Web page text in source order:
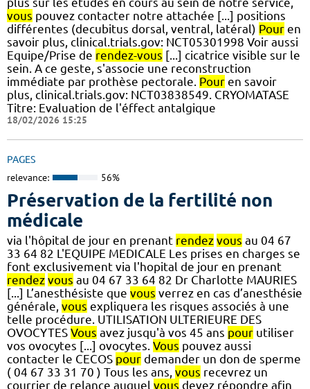
vous pouvez contacter notre attachée [...] positions
différentes (decubitus dorsal, ventral, latéral) Pour en
savoir plus, clinical.trials.gov: NCT05301998 Voir aussi
Equipe/Prise de rendez-vous [...] cicatrice visible sur le
sein. A ce geste, s'associe une reconstruction
immédiate par prothèse pectorale. Pour en savoir
plus, clinical.trials.gov: NCT03838549. CRYOMATASE
Titre: Evaluation de l'éffect antalgique
18/02/2026 15:25
PAGES
relevance: 56%
Préservation de la fertilité non
médicale
via l'hôpital de jour en prenant rendez vous au 04 67
33 64 82 L'EQUIPE MEDICALE Les prises en charges se
font exclusivement via l'hopital de jour en prenant
rendez vous au 04 67 33 64 82 Dr Charlotte MAURIES
[...] L’anesthésiste que vous verrez en cas d’anesthésie
générale, vous expliquera les risques associés à une
telle procédure. UTILISATION ULTERIEURE DES
OVOCYTES Vous avez jusqu'à vos 45 ans pour utiliser
vos ovocytes [...] ovocytes. Vous pouvez aussi
contacter le CECOS pour demander un don de sperme
( 04 67 33 31 70 ) Tous les ans, vous recevrez un
courrier de relance auquel vous devez répondre afin